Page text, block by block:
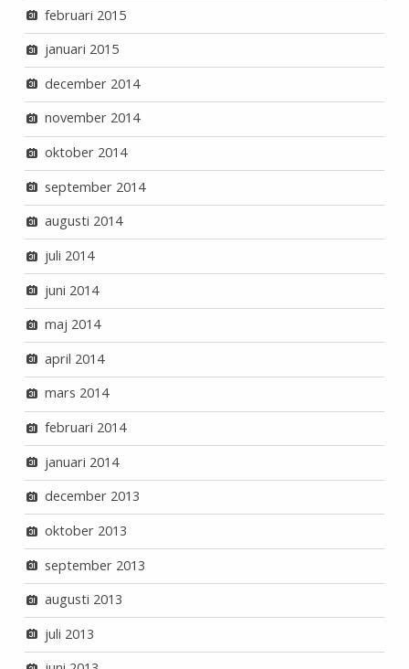
februari 2015
januari 2015
december 2014
november 2014
oktober 2014
september 2014
augusti 2014
juli 2014
juni 2014
maj 2014
april 2014
mars 2014
februari 2014
januari 2014
december 2013
oktober 2013
september 2013
augusti 2013
juli 2013